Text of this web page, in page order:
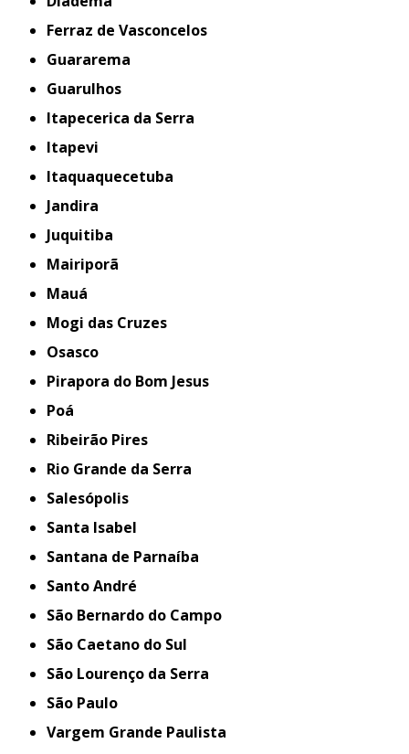
Ferraz de Vasconcelos
Guararema
Guarulhos
Itapecerica da Serra
Itapevi
Itaquaquecetuba
Jandira
Juquitiba
Mairiporã
Mauá
Mogi das Cruzes
Osasco
Pirapora do Bom Jesus
Poá
Ribeirão Pires
Rio Grande da Serra
Salesópolis
Santa Isabel
Santana de Parnaíba
Santo André
São Bernardo do Campo
São Caetano do Sul
São Lourenço da Serra
São Paulo
Vargem Grande Paulista